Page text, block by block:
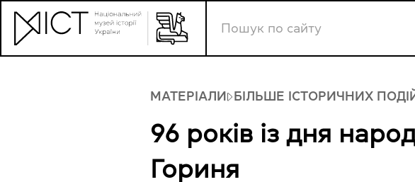
МАТЕРІАЛИ БІЛЬШЕ ІСТОРИЧНИХ
96 років із дня
Гориня